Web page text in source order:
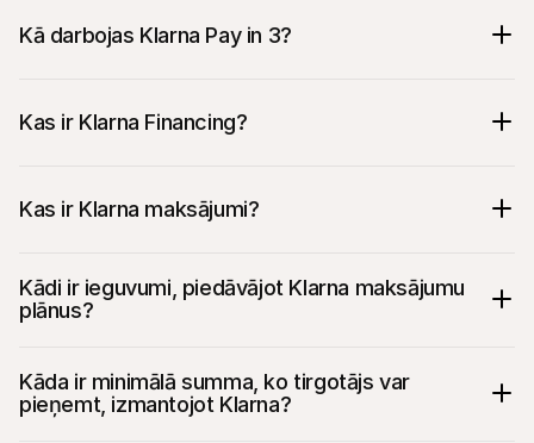
Kā darbojas Klarna Pay in 3?
Kas ir Klarna Financing?
Kas ir Klarna maksājumi?
Kādi ir ieguvumi, piedāvājot Klarna maksājumu
plānus?
Kāda ir minimālā summa, ko tirgotājs var
pieņemt, izmantojot Klarna?